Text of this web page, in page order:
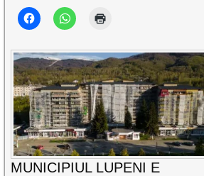
MUNICIPIUL LUPENI E